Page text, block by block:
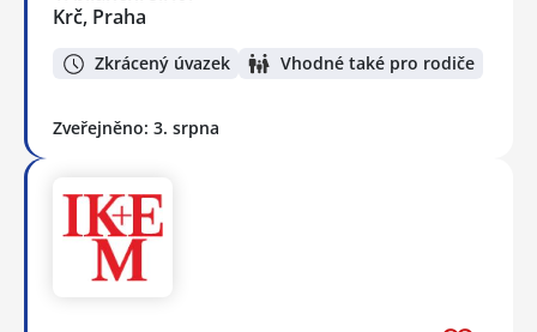
Krč, Praha
Zkrácený úvazek Vhodné také pro rodiče
Zveřejněno: 3. srpna